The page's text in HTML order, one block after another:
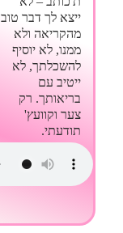
ייצא לך דבר טוב
מהקריאה ולא
ממנו, לא יוסיף
להשכלתך, לא
ייטיב עם
בריאותך. רק
צער וקוועץ'
תודעתי.